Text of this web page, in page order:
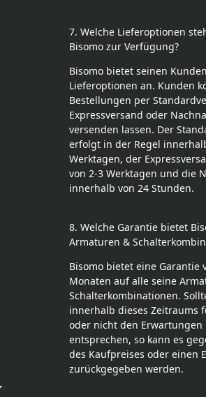
7. Welche Lieferoptionen
Bisomo zur Verfügung?
Bisomo bietet seinen
Lieferoptionen an. Kunden
Bestellungen per
Expressversand oder
versenden lassen. Der
erfolgt in der Regel
Werktagen, der
von 2-3 Werktagen und die
innerhalb von 24 Stunden.
8. Welche Garantie bietet
Armaturen &
Bisomo bietet eine Garantie
Monaten auf alle seine
Schalterkombinationen.
innerhalb dieses Zeitraums
oder nicht den Erwartungen
entsprechen, so kann es
des Kaufpreises oder einen
zurückgegeben werden.